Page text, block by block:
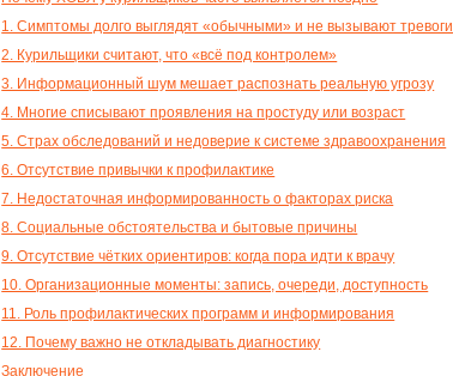
1. Симптомы долго выглядят «обычными» и не вызывают тревоги
2. Курильщики считают, что «всё под контролем»
3. Информационный шум мешает распознать реальную угрозу
4. Многие списывают проявления на простуду или возраст
5. Страх обследований и недоверие к системе здравоохранения
6. Отсутствие привычки к профилактике
7. Недостаточная информированность о факторах риска
8. Социальные обстоятельства и бытовые причины
9. Отсутствие чётких ориентиров: когда пора идти к врачу
10. Организационные моменты: запись, очереди, доступность
11. Роль профилактических программ и информирования
12. Почему важно не откладывать диагностику
Заключение